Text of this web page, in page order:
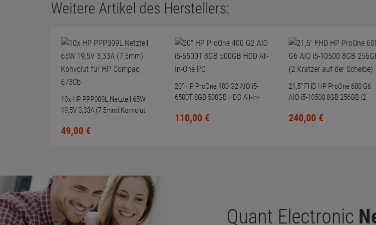
Weitere Artikel des Herstellers:
10x HP PPP009L Netzteil 65W
19,5V 3,33A (7,5mm) Konvolut
49,00 €
20" HP ProOne 400 G2 AIO i5-
6500T 8GB 500GB HDD All-In-
110,00 €
21,5" FHD HP ProOne 600 G6
AIO i5-10500 8GB 256GB (2
240,00 €
Quant Electronic